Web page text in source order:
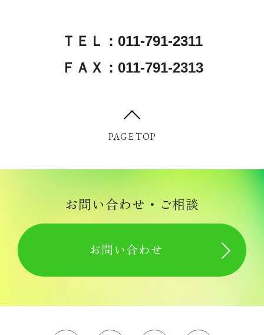
ＴＥＬ：011-791-2311
ＦＡＸ：011-791-2313
PAGE TOP
お問い合わせ